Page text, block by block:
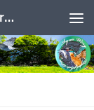
神奈川近郊野鳥情報(Japanese Wild Birds Info.)